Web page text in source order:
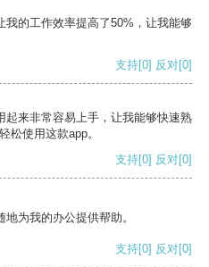
的工作效率提高了50%，让我能够
支持[0] 反对[0]
起来非常容易上手，让我能够快速熟
松使用这款app。
支持[0] 反对[0]
为我的办公提供帮助。
支持[0] 反对[0]